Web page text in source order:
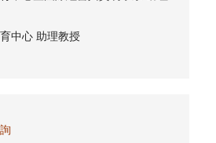
中心 助理教授